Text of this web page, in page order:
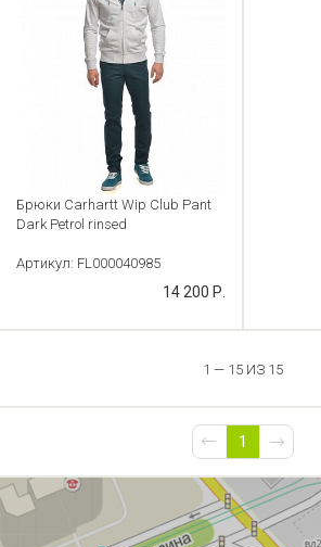
Брюки Carhartt Wip Club Pant
Dark Petrol rinsed
Артикул: FL000040985
14 200 Р.
1 — 15 ИЗ 15
1